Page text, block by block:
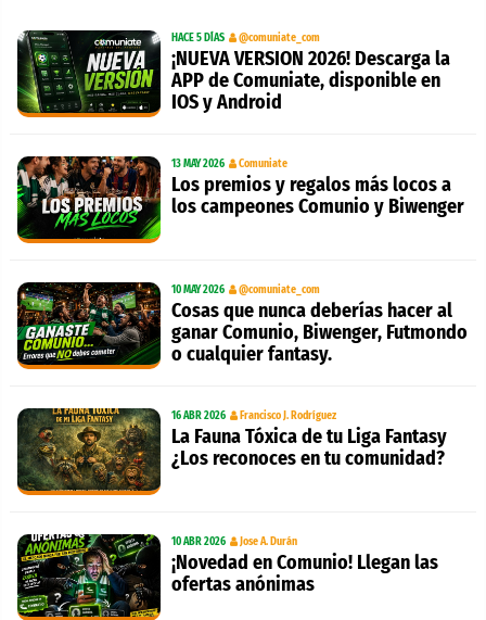
HACE 5 DÍAS @comuniate_com
¡NUEVA VERSION 2026! Descarga la
APP de Comuniate, disponible en
IOS y Android
13 MAY 2026 Comuniate
Los premios y regalos más locos a
los campeones Comunio y Biwenger
10 MAY 2026 @comuniate_com
Cosas que nunca deberías hacer al
ganar Comunio, Biwenger, Futmondo
o cualquier fantasy.
16 ABR 2026 Francisco J. Rodríguez
La Fauna Tóxica de tu Liga Fantasy
¿Los reconoces en tu comunidad?
10 ABR 2026 Jose A. Durán
¡Novedad en Comunio! Llegan las
ofertas anónimas